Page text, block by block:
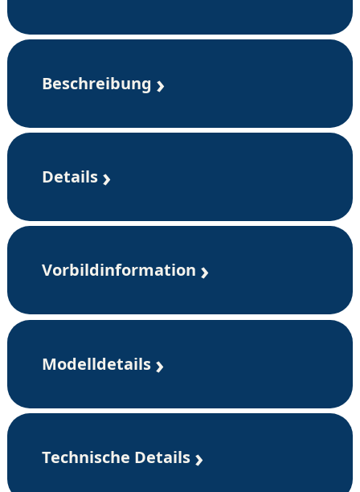
Beschreibung
Details
Vorbildinformation
Modelldetails
Technische Details